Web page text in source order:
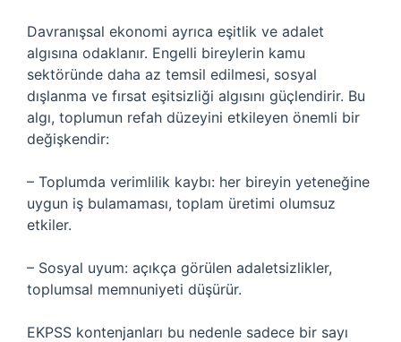
Davranışsal ekonomi ayrıca eşitlik ve adalet
algısına odaklanır. Engelli bireylerin kamu
sektöründe daha az temsil edilmesi, sosyal
dışlanma ve fırsat eşitsizliği algısını güçlendirir. Bu
algı, toplumun refah düzeyini etkileyen önemli bir
değişkendir:
– Toplumda verimlilik kaybı: her bireyin yeteneğine
uygun iş bulamaması, toplam üretimi olumsuz
etkiler.
– Sosyal uyum: açıkça görülen adaletsizlikler,
toplumsal memnuniyeti düşürür.
EKPSS kontenjanları bu nedenle sadece bir sayı